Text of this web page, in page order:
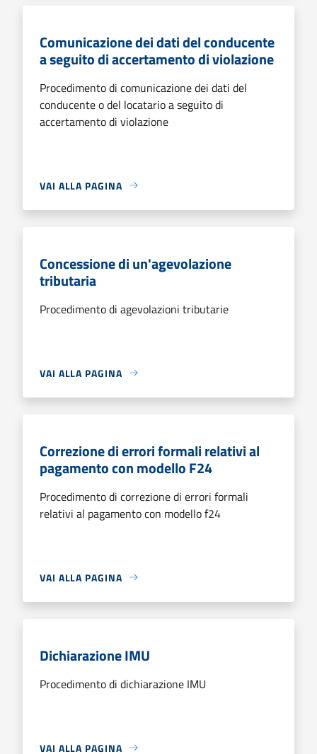
Comunicazione dei dati del conducente
a seguito di accertamento di violazione
Procedimento di comunicazione dei dati del
conducente o del locatario a seguito di
accertamento di violazione
VAI ALLA PAGINA
Concessione di un'agevolazione
tributaria
Procedimento di agevolazioni tributarie
VAI ALLA PAGINA
Correzione di errori formali relativi al
pagamento con modello F24
Procedimento di correzione di errori formali
relativi al pagamento con modello f24
VAI ALLA PAGINA
Dichiarazione IMU
Procedimento di dichiarazione IMU
VAI ALLA PAGINA